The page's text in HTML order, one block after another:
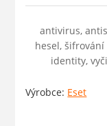
antivirus,
hesel,
identity,
Výrobce: Eset